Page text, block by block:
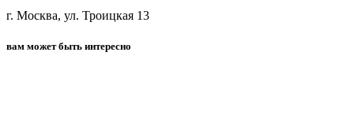
г. Москва, ул. Троицкая 13
вам может быть интересно